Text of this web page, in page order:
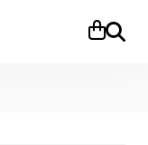
Zoeken